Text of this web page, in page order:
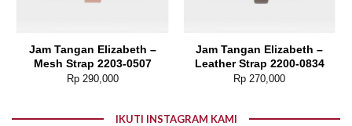
Jam Tangan Elizabeth –
Mesh Strap 2203-0507
Rp290,000
Jam Tangan Elizabeth –
Leather Strap 2200-0834
Rp 270,000
IKUTI INSTAGRAM KAMI